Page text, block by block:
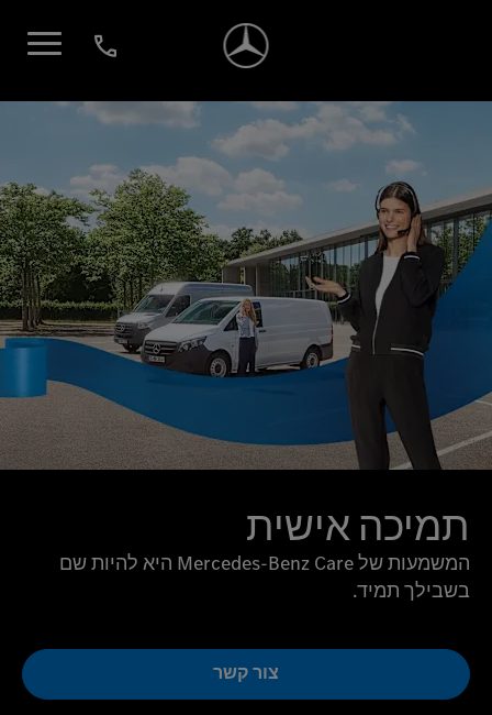
תמיכה אישית
המשמעות של Mercedes-Benz Care היא להיות שם
בשבילך תמיד.
צור קשר